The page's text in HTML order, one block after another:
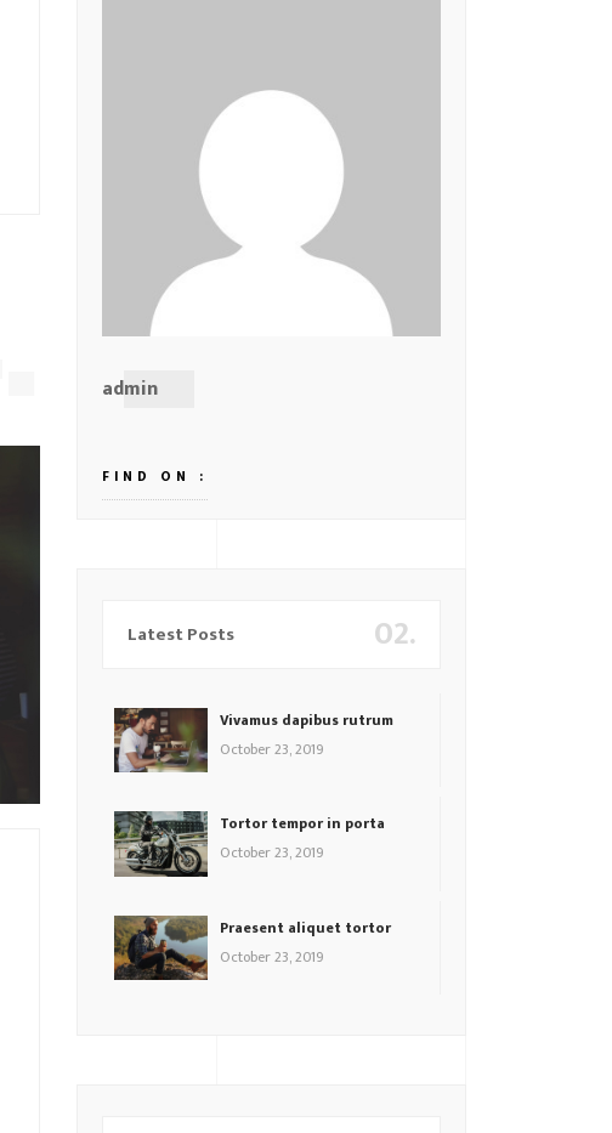
admin
FIND ON :
02.
Latest Posts
Vivamus dapibus rutrum
October 23, 2019
Tortor tempor in porta
October 23, 2019
Praesent aliquet tortor
October 23, 2019